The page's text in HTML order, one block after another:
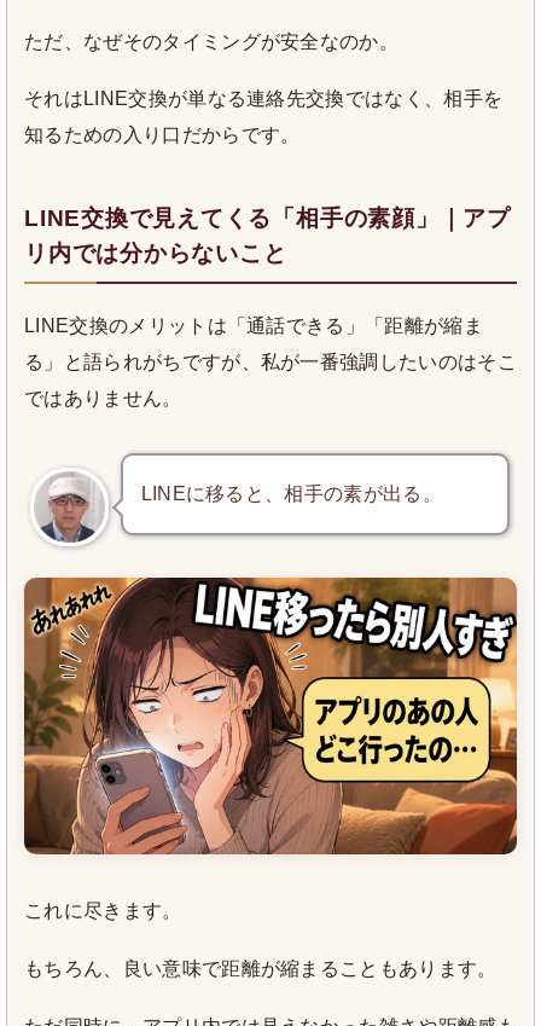
ただ、なぜそのタイミングが安全なのか。
それはLINE交換が単なる連絡先交換ではなく、相手を
知るための入り口だからです。
LINE交換で見えてくる「相手の素顔」｜アプ
リ内では分からないこと
LINE交換のメリットは「通話できる」「距離が縮ま
る」と語られがちですが、私が一番強調したいのはそこ
ではありません。
LINEに移ると、相手の素が出る。
これに尽きます。
もちろん、良い意味で距離が縮まることもあります。